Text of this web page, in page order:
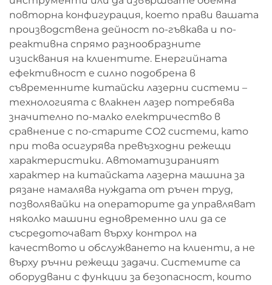
повторна конфигурация, което прави вашата
производствена дейност по-гъвкава и по-
реактивна спрямо разнообразните
изисквания на клиентите. Енергийната
ефективност е силно подобрена в
съвременните китайски лазерни системи –
технологията с влакнен лазер потребява
значително по-малко електричество в
сравнение с по-старите CO2 системи, като
при това осигурява превъзходни режещи
характеристики. Автоматизираният
характер на китайската лазерна машина за
рязане намалява нуждата от ръчен труд,
позволявайки на операторите да управляват
няколко машини едновременно или да се
съсредоточават върху контрол на
качеството и обслужването на клиенти, а не
върху ръчни режещи задачи. Системите са
оборудвани с функции за безопасност, които